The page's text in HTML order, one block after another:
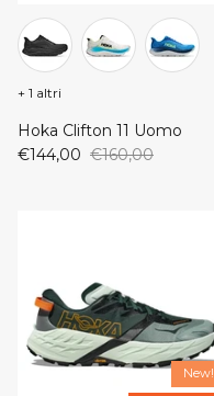
Hoka Clifton 11 Uomo
€144,00 €160,00
+ 1 altri
New!